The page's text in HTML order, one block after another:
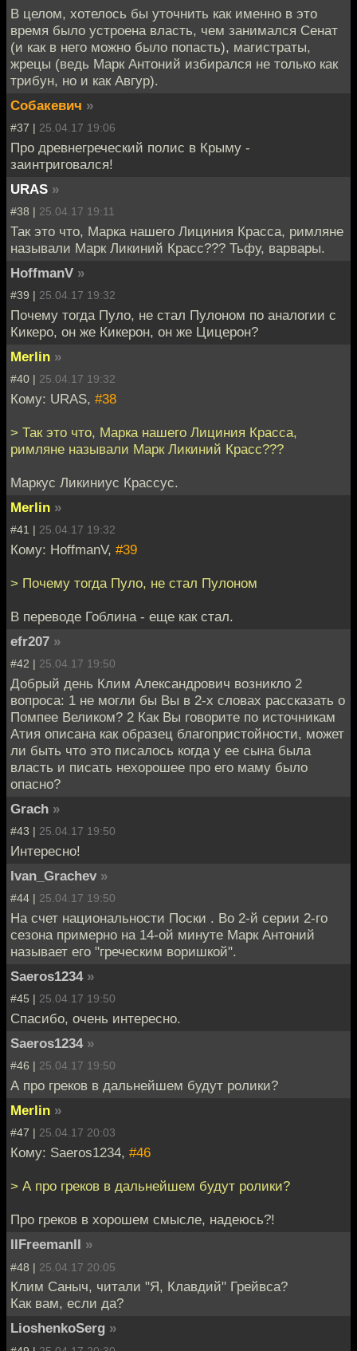
В целом, хотелось бы уточнить как именно в это
время было устроена власть, чем занимался Сенат
(и как в него можно было попасть), магистраты,
жрецы (ведь Марк Антоний избирался не только как
трибун, но и как Авгур).
Собакевич »
#37 | 25.04.17 19:06
Про древнегреческий полис в Крыму -
заинтриговался!
URAS »
#38 | 25.04.17 19:11
Так это что, Марка нашего Лициния Красса, римляне
называли Марк Ликиний Красс??? Тьфу, варвары.
HoffmanV »
#39 | 25.04.17 19:32
Почему тогда Пуло, не стал Пулоном по аналогии с
Кикеро, он же Кикерон, он же Цицерон?
Merlin »
#40 | 25.04.17 19:32
Кому: URAS, #38
> Так это что, Марка нашего Лициния Красса,
римляне называли Марк Ликиний Красс???
Маркус Ликиниус Крассус.
Merlin »
#41 | 25.04.17 19:32
Кому: HoffmanV, #39
> Почему тогда Пуло, не стал Пулоном
В переводе Гоблина - еще как стал.
efr207 »
#42 | 25.04.17 19:50
Добрый день Клим Александрович возникло 2
вопроса: 1 не могли бы Вы в 2-х словах рассказать о
Помпее Великом? 2 Как Вы говорите по источникам
Атия описана как образец благопристойности, может
ли быть что это писалось когда у ее сына была
власть и писать нехорошее про его маму было
опасно?
Grach »
#43 | 25.04.17 19:50
Интересно!
Ivan_Grachev »
#44 | 25.04.17 19:50
На счет национальности Поски . Во 2-й серии 2-го
сезона примерно на 14-ой минуте Марк Антоний
называет его "греческим воришкой".
Saeros1234 »
#45 | 25.04.17 19:50
Спасибо, очень интересно.
Saeros1234 »
#46 | 25.04.17 19:50
А про греков в дальнейшем будут ролики?
Merlin »
#47 | 25.04.17 20:03
Кому: Saeros1234, #46
> А про греков в дальнейшем будут ролики?
Про греков в хорошем смысле, надеюсь?!
IIFreemanII »
#48 | 25.04.17 20:05
Клим Саныч, читали "Я, Клавдий" Грейвса?
Как вам, если да?
LioshenkoSerg »